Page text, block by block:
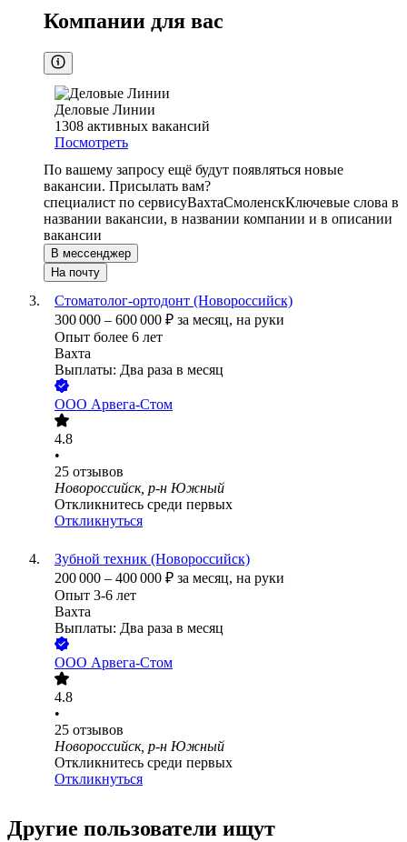
Компании для вас
Деловые Линии
1308 активных вакансий
Посмотреть
По вашему запросу ещё будут появляться новые
вакансии. Присылать вам?
специалист по сервисуВахтаСмоленскКлючевые слова в
названии вакансии, в названии компании и в описании
вакансии
В мессенджер
На почту
Стоматолог-ортодонт (Новороссийск)
300 000 – 600 000 ₽ за месяц, на руки
Опыт более 6 лет
Вахта
Выплаты: Два раза в месяц
ООО Арвега-Стом
4.8
•
25 отзывов
Новороссийск, р-н Южный
Откликнитесь среди первых
Откликнуться
Зубной техник (Новороссийск)
200 000 – 400 000 ₽ за месяц, на руки
Опыт 3-6 лет
Вахта
Выплаты: Два раза в месяц
ООО Арвега-Стом
4.8
•
25 отзывов
Новороссийск, р-н Южный
Откликнитесь среди первых
Откликнуться
Другие пользователи ищут